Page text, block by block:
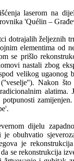
laserom na
'Quélin –
dotrajalih željeznih
elementima od
se prišlo
nastali zbog
velikog ugaonog
Nakon
potpunosti
dijelu
je obuhvatio
je
se rekonstrukcija